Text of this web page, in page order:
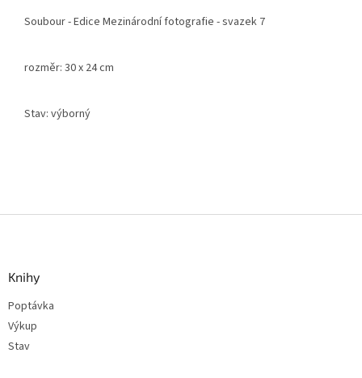
Soubour - Edice Mezinárodní fotografie - svazek 7
rozměr: 30 x 24 cm
Stav: výborný
Knihy
Poptávka
Výkup
Stav